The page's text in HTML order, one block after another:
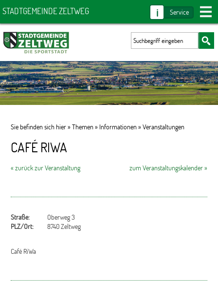
STADTGEMEINDE ZELTWEG i Service
Sie befinden sich hier »Themen» Informationen»Veranstaltungen
CAFÉ RIWA
« zurück zur Veranstaltung zum Veranstaltungskalender »
Straße:
Oberweg 3
PLZ/Ort:
8740 Zeltweg
Café RiWa